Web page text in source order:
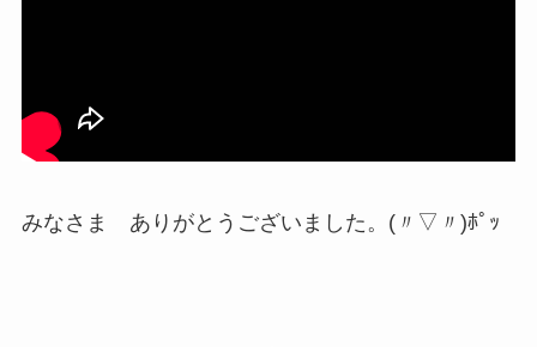
みなさま ありがとうございました。(〃▽〃)ﾎﾟｯ